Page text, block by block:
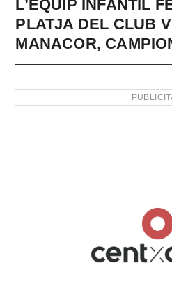
L’EQUIP INFANTIL
PLATJA DEL CLUB
MANACOR,